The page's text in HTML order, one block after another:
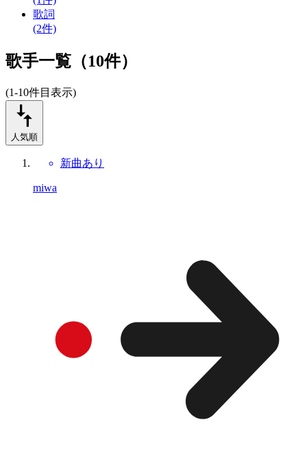
歌詞
(2件)
歌手一覧（10件）
(1-10件目表示)
人気順
新曲あり
miwa